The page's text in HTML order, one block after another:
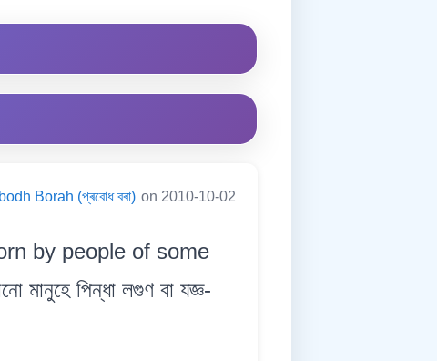
Borah (প্ৰবোধ বৰা) on 2010-10-02
by people of some
পিন্ধা লগুণ বা যজ্ঞ-